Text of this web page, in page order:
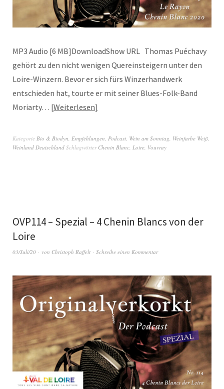
MP3 Audio [6 MB]DownloadShow URL Thomas Puéchavy
gehört zu den nicht wenigen Quereinsteigern unter den
Loire-Winzern. Bevor er sich fürs Winzerhandwerk
entschieden hat, tourte er mit seiner Blues-Folk-Band
Moriarty… Weiterlesen
Kategorie Bio & Biodyn Empfehlungen Podcast Wein am Sonntag Weinfarbe Weiß
Weinland Deutschland Schlagwörter Chenin Blanc Loire Vouvray
OVP114 – Spezial – 4 Chenin Blancs von der
Loire
03/Juli/20 von Christoph Raffelt Schreibe einen Kommentar